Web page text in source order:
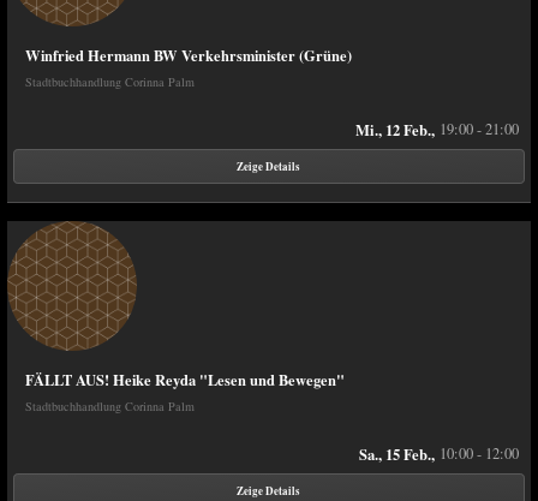
Winfried Hermann BW Verkehrsminister (Grüne)
Stadtbuchhandlung Corinna Palm
Mi., 12 Feb., 19:00 - 21:00
Zeige Details
FÄLLT AUS! Heike Reyda "Lesen und Bewegen"
Stadtbuchhandlung Corinna Palm
Sa., 15 Feb., 10:00 - 12:00
Zeige Details